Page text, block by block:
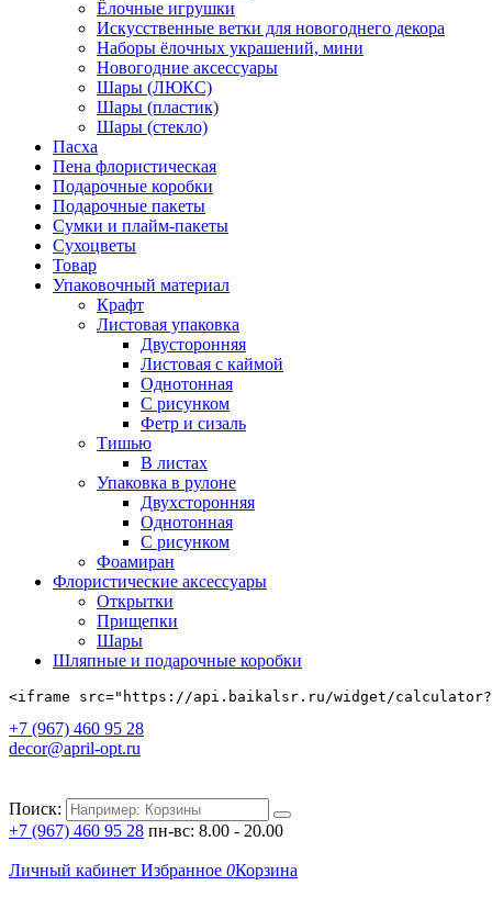
Ёлочные игрушки
Искусственные ветки для новогоднего декора
Наборы ёлочных украшений, мини
Новогодние аксессуары
Шары (ЛЮКС)
Шары (пластик)
Шары (стекло)
Пасха
Пена флористическая
Подарочные коробки
Подарочные пакеты
Сумки и плайм-пакеты
Сухоцветы
Товар
Упаковочный материал
Крафт
Листовая упаковка
Двусторонняя
Листовая с каймой
Однотонная
С рисунком
Фетр и сизаль
Тишью
В листах
Упаковка в рулоне
Двухсторонняя
Однотонная
С рисунком
Фоамиран
Флористические аксессуары
Открытки
Прищепки
Шары
Шляпные и подарочные коробки
<iframe src="https://api.baikalsr.ru/widget/
+7 (967) 460 95 28
decor@april-opt.ru
Поиск:
+7 (967) 460 95 28 пн-вс: 8.00 - 20.00
Личный кабинет Избранное 0Корзина